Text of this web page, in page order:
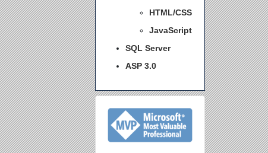
HTML/CSS
JavaScript
SQL Server
ASP 3.0